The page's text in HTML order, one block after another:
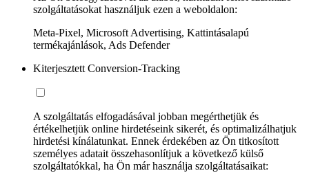
szolgáltatásokat használjuk ezen a weboldalon:
Meta-Pixel, Microsoft Advertising, Kattintásalapú
termékajánlások, Ads Defender
Kiterjesztett Conversion-Tracking
A szolgáltatás elfogadásával jobban megérthetjük és
értékelhetjük online hirdetéseink sikerét, és optimalizálhatjuk
hirdetési kínálatunkat. Ennek érdekében az Ön titkosított
személyes adatait összehasonlítjuk a következő külső
szolgáltatókkal, ha Ön már használja szolgáltatásaikat: